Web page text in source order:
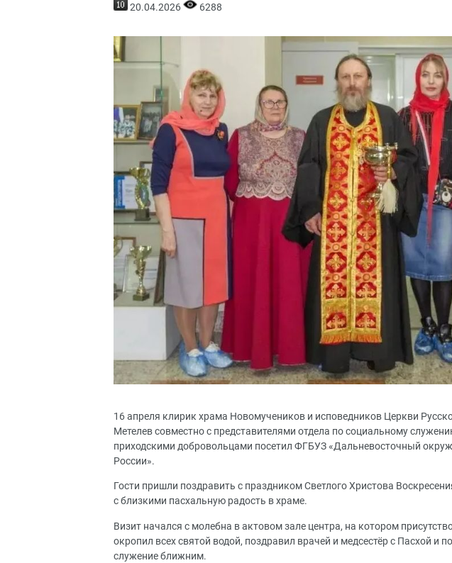
20.04.2026 6288
16 апреля клирик храма Новомучеников и исповедников Церкви
Метелев совместно с представителями отдела по социальному
приходскими добровольцами посетил ФГБУЗ «Дальневосточный
России».
Гости пришли поздравить с праздником Светлого Христова
с близкими пасхальную радость в храме.
Визит начался с молебна в актовом зале центра, на котором
окропил всех святой водой, поздравил врачей и медсестёр с Пасхой и
служение ближним.